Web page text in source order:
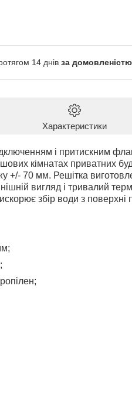
14 днів за домовленістю
Характеристики
і притискним
кімнатах приватних
+/- 70 мм. Решітка
вигляд і тривалий
збір води з поверхні